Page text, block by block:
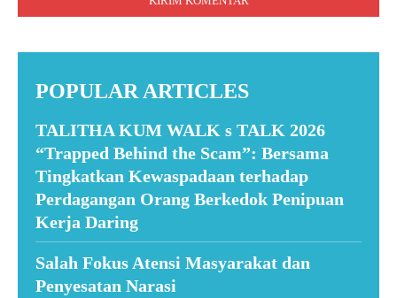
POPULAR ARTICLES
TALITHA KUM WALK s TALK 2026
“Trapped Behind the Scam”: Bersama
Tingkatkan Kewaspadaan terhadap
Perdagangan Orang Berkedok Penipuan
Kerja Daring
Salah Fokus Atensi Masyarakat dan
Penyesatan Narasi